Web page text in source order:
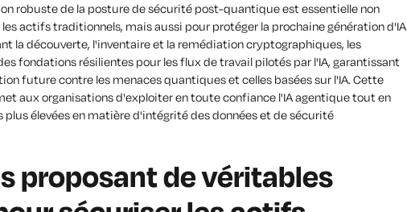
robuste de la posture de sécurité post-quantique est essentielle non
actifs traditionnels, mais aussi pour protéger la prochaine génération d'IA
la découverte, l'inventaire et la remédiation cryptographiques, les
fondations résilientes pour les flux de travail pilotés par l'IA, garantissant
future contre les menaces quantiques et celles basées sur l'IA. Cette
aux organisations d'exploiter en toute confiance l'IA agentique tout en
plus élevées en matière d'intégrité des données et de sécurité
proposant de véritables